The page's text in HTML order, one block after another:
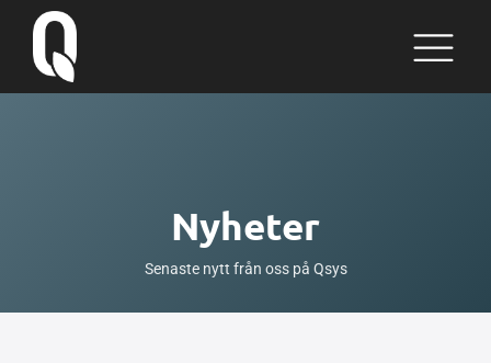
Nyheter
Senaste nytt från oss på Qsys